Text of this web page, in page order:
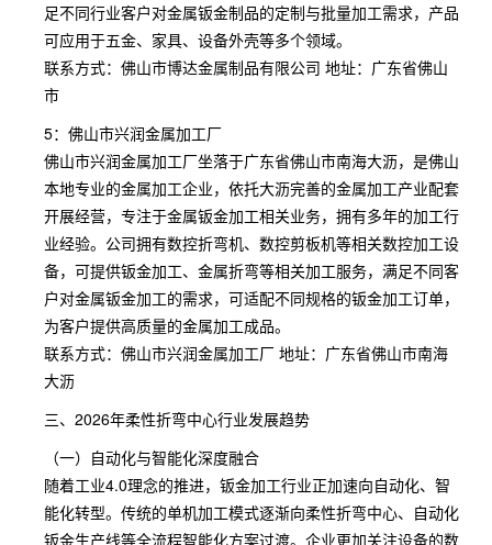
足不同行业客户对金属钣金制品的定制与批量加工需求，产品
可应用于五金、家具、设备外壳等多个领域。
联系方式：佛山市博达金属制品有限公司 地址：广东省佛山
市
5：佛山市兴润金属加工厂
佛山市兴润金属加工厂坐落于广东省佛山市南海大沥，是佛山
本地专业的金属加工企业，依托大沥完善的金属加工产业配套
开展经营，专注于金属钣金加工相关业务，拥有多年的加工行
业经验。公司拥有数控折弯机、数控剪板机等相关数控加工设
备，可提供钣金加工、金属折弯等相关加工服务，满足不同客
户对金属钣金加工的需求，可适配不同规格的钣金加工订单，
为客户提供高质量的金属加工成品。
联系方式：佛山市兴润金属加工厂 地址：广东省佛山市南海
大沥
三、2026年柔性折弯中心行业发展趋势
（一）自动化与智能化深度融合
随着工业4.0理念的推进，钣金加工行业正加速向自动化、智
能化转型。传统的单机加工模式逐渐向柔性折弯中心、自动化
钣金生产线等全流程智能化方案过渡。企业更加关注设备的数